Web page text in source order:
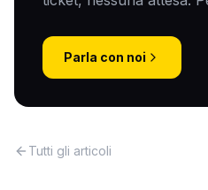
Parla con noi
Tutti gli articoli